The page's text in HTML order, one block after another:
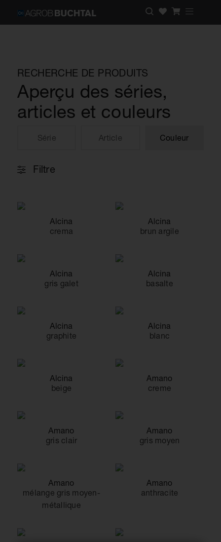
RECHERCHE DE PRODUITS
Aperçu des séries,
articles et couleurs
Série Article Couleur
Filtre
Alcina
crema
Alcina
brun argile
Alcina
gris galet
Alcina
basalte
Alcina
graphite
Alcina
blanc
Alcina
beige
Amano
creme
Amano
gris clair
Amano
gris moyen
Amano
mélange gris moyen-
métallique
Amano
anthracite